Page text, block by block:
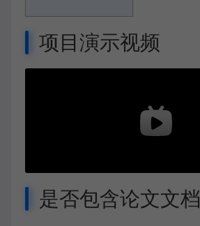
项目演示视频
是否包含论文文档